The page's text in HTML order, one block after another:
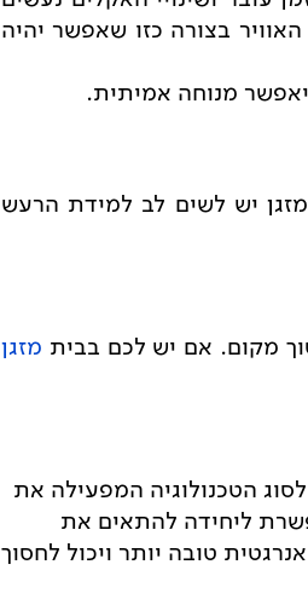
בצורה כזו שאפשר יהיה
מנוחה אמיתית.
יש לשים לב למידת הרעש
מקום. אם יש לכם בבית מזגן
הטכנולוגיה המפעילה את
ליחידה להתאים את
טובה יותר ויכול לחסוך